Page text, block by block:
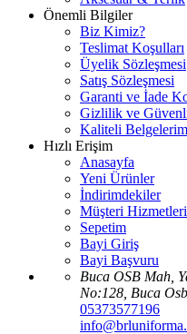
Önemli Bilgiler
Biz Kimiz?
Teslimat Koşulları
Üyelik Sözleşmesi
Satış Sözleşmesi
Garanti ve İade
Gizlilik ve
Kaliteli
Hızlı Erişim
Anasayfa
Yeni Ürünler
İndirimdekiler
Müşteri Hizmetleri
Sepetim
Bayi Giriş
Bayi Başvuru
Buca OSB Mah,
No:128, Buca
05373577196